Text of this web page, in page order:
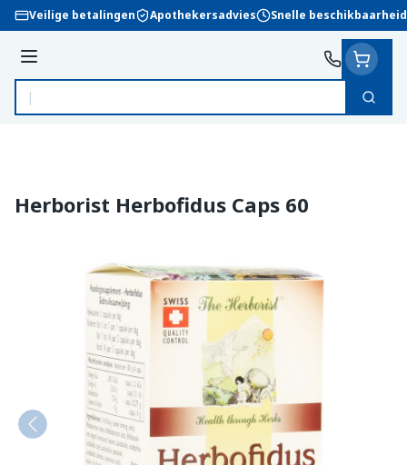
Ga naar de inhoud
Veilige betalingen Apothekersadvies Snelle beschikbaarheid
Menu
Product, merk, categorie...
Zoek
Herborist Herbofidus Caps 60